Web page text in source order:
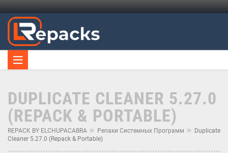
DUPLICATE CLEANER 5.27.0
(REPACK & PORTABLE)
REPACK BY ELCHUPACABRA Репаки Системных Программ
Duplicate
Cleaner 5.27.0 (Repack & Portable)